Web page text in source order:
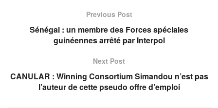
Previous Post
Sénégal : un membre des Forces spéciales
guinéennes arrêté par Interpol
Next Post
CANULAR : Winning Consortium Simandou n’est pas
l’auteur de cette pseudo offre d’emploi